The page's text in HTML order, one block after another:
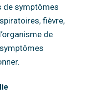
de symptômes
fièvre,
de
symptômes